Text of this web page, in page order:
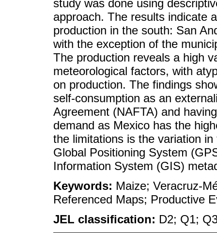
study was done using
approach. The results indicate
production in the south: San
with the exception of the
The production reveals a high
meteorological factors, with
on production. The findings
self-consumption as an
Agreement (NAFTA) and
demand as Mexico has the
the limitations is the variation
Global Positioning System
Information System (GIS)
Keywords: Maize; Veracruz-
Referenced Maps; Productive
JEL classification: D2; Q1;